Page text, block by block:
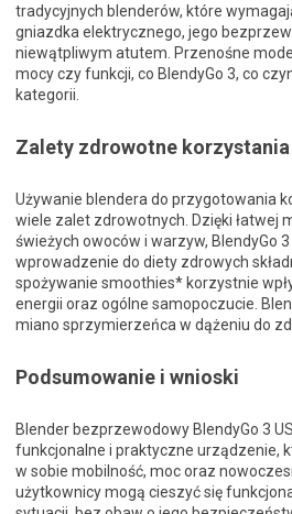
tradycyjnych blenderów, które
gniazdka elektrycznego, jego
niewątpliwym atutem. Przenośne
mocy czy funkcji, co BlendyGo 3, co
kategorii.
Zalety zdrowotne
Używanie blendera do przygotowania
wiele zalet zdrowotnych. Dzięki łatwej
świeżych owoców i warzyw, BlendyGo
wprowadzenie do diety zdrowych
spożywanie smoothies* korzystnie
energii oraz ogólne samopoczucie.
miano sprzymierzeńca w dążeniu do
Podsumowanie i wnioski
Blender bezprzewodowy BlendyGo 3
funkcjonalne i praktyczne urządzenie,
w sobie mobilność, moc oraz
użytkownicy mogą cieszyć się